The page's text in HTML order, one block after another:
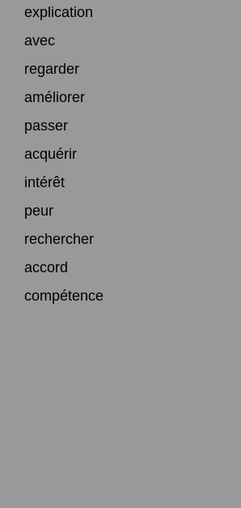
explication
avec
regarder
améliorer
passer
acquérir
intérêt
peur
rechercher
accord
compétence